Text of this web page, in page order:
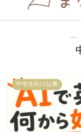
―
中学生向け記事